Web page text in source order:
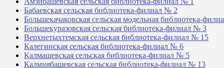
Бабаевская сельская библиотека-филиал № 2
Большекачаковская сельская модельная библиотека-
Большекуразовская сельская библиотека-филиал № 3
Верхнетыхтемская сельская библиотека-филиал № 15
Калегинская сельская библиотека-филиал № 6
Калмашевская сельская библиотека-филиал № 5
Калмиябашевская сельская библиотека-филиал № 13